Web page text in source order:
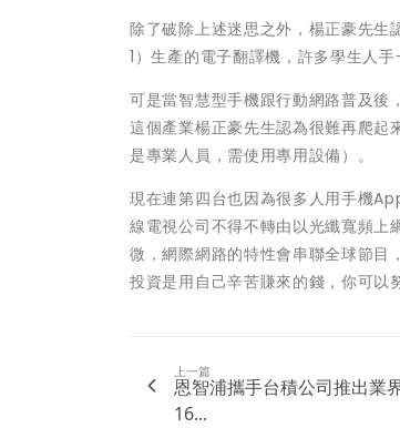
除了破除上述迷思之外，楊正豪先
1）生產的電子翻譯機，許多學生人
可是當智慧型手機跟行動網路普及
這個產業楊正豪先生認為很難再爬
是專業人員，需使用專用設備）。
現在連第四台也因為很多人用手機
線電視公司不得不轉由以光纖寬頻
微，網際網路的特性會串聯全球節目
投資是用自己辛苦賺來的錢，你可以
上一篇
恩智浦攜手台積公司推出業
16...